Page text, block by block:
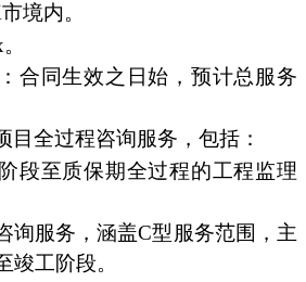
境内。
合同生效之日始，预计总服务
目全过程咨询服务，包括：
段至质保期全过程的工程监理
询服务，涵盖C型服务范围，主
竣工阶段。